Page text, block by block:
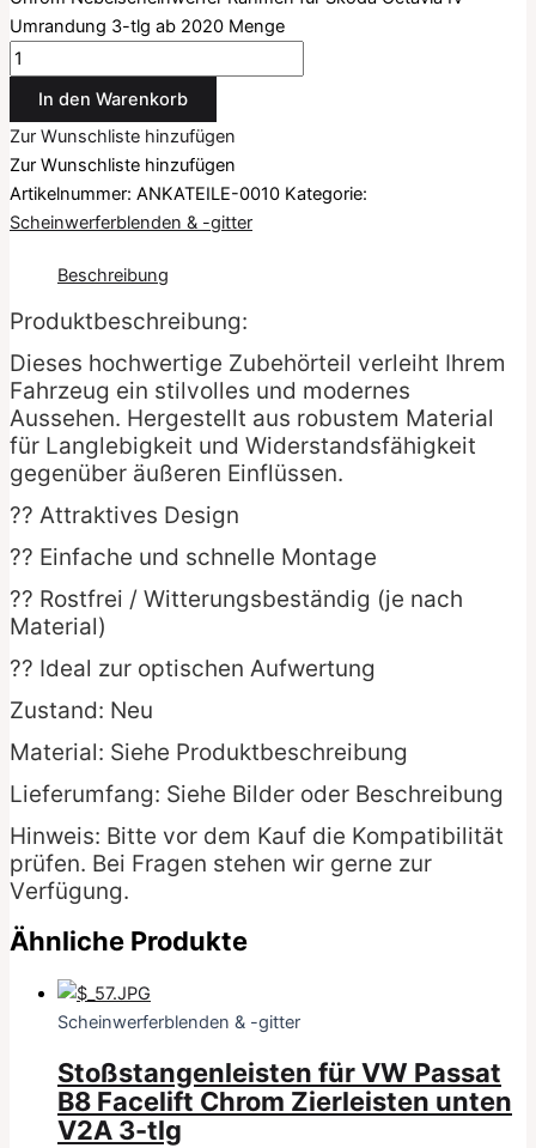
Umrandung 3-tlg ab 2020 Menge
In den Warenkorb
Zur Wunschliste hinzufügen
Zur Wunschliste hinzufügen
Artikelnummer: ANKATEILE-0010 Kategorie:
Scheinwerferblenden & -gitter
Beschreibung
Produktbeschreibung:
Dieses hochwertige Zubehörteil verleiht Ihrem
Fahrzeug ein stilvolles und modernes
Aussehen. Hergestellt aus robustem Material
für Langlebigkeit und Widerstandsfähigkeit
gegenüber äußeren Einflüssen.
?? Attraktives Design
?? Einfache und schnelle Montage
?? Rostfrei / Witterungsbeständig (je nach
Material)
?? Ideal zur optischen Aufwertung
Zustand: Neu
Material: Siehe Produktbeschreibung
Lieferumfang: Siehe Bilder oder Beschreibung
Hinweis: Bitte vor dem Kauf die Kompatibilität
prüfen. Bei Fragen stehen wir gerne zur
Verfügung.
Ähnliche Produkte
Scheinwerferblenden & -gitter
Stoßstangenleisten für VW Passat
B8 Facelift Chrom Zierleisten unten
V2A 3-tlg